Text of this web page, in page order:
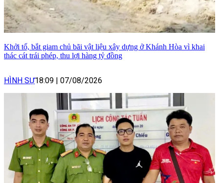
Khởi tố, bắt giam chủ bãi vật liệu xây dựng ở Khánh Hòa vì khai
thác cát trái phép, thu lợi hàng tỷ đồng
HÌNH SỰ18:09 | 07/08/2026